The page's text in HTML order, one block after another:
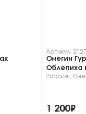
Артикул:
Онегин
Облепиха
Россия
1 200₽